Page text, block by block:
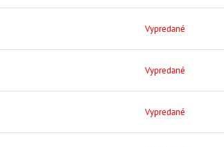
Vypredané
Vypredané
Vypredané